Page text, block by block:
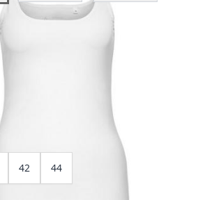
imageView larger image
42 44